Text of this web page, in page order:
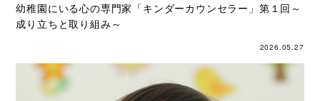
幼稚園にいる心の専門家「キンダーカウンセラー」第１回～
成り立ちと取り組み～
2026.05.27